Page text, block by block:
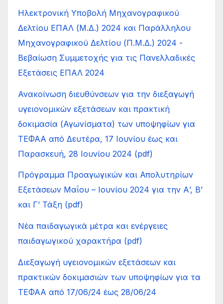
Ηλεκτρονική Υποβολή Μηχανογραφικού
Δελτίου ΕΠΑΛ (Μ.Δ.) 2024 και Παράλληλου
Μηχανογραφικού Δελτίου (Π.Μ.Δ.) 2024 -
Βεβαίωση Συμμετοχής για τις Πανελλαδικές
Εξετάσεις ΕΠΑΛ 2024
Ανακοίνωση διευθύνσεων για την διεξαγωγή
υγειονομικών εξετάσεων και πρακτική
δοκιμασία (Αγωνίσματα) των υποψηφίων για
ΤΕΦΑΑ από Δευτέρα, 17 Ιουνίου έως και
Παρασκευή, 28 Ιουνίου 2024 (pdf)
Πρόγραμμα Προαγωγικών και Απολυτηρίων
Εξετάσεων Μαΐου – Ιουνίου 2024 για την Α’, Β’
και Γ’ Τάξη (pdf)
Νέα παιδαγωγικά μέτρα και ενέργειες
παιδαγωγικού χαρακτήρα (pdf)
Διεξαγωγή υγειονομικών εξετάσεων και
πρακτικών δοκιμασιών των υποψηφίων για τα
ΤΕΦΑΑ από 17/06/24 έως 28/06/24